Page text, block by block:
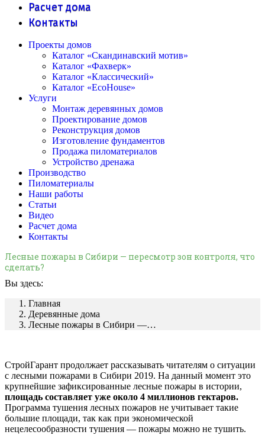
Расчет дома
Контакты
Проекты домов
Каталог «Скандинавский мотив»
Каталог «Фахверк»
Каталог «Классический»
Каталог «EcoHouse»
Услуги
Монтаж деревянных домов
Проектирование домов
Реконструкция домов
Изготовление фундаментов
Продажа пиломатериалов
Устройство дренажа
Производство
Пиломатериалы
Наши работы
Статьи
Видео
Расчет дома
Контакты
Лесные пожары в Сибири — пересмотр зон контроля, что
сделать?
Вы здесь:
Главная
Деревянные дома
Лесные пожары в Сибири —…
СтройГарант продолжает рассказывать читателям о ситуации
с лесными пожарами в Сибири 2019. На данный момент это
крупнейшие зафиксированные лесные пожары в истории,
площадь составляет уже около 4 миллионов гектаров.
Программа тушения лесных пожаров не учитывает такие
большие площади, так как при экономической
нецелесообразности тушения — пожары можно не тушить.